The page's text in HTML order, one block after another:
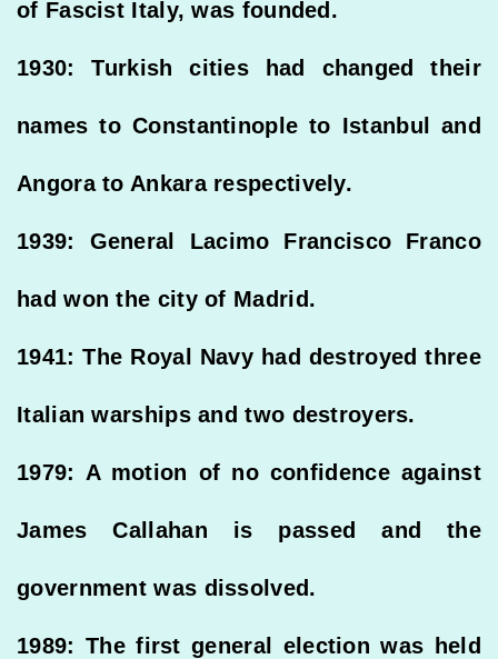
of Fascist Italy, was founded.
1930: Turkish cities had changed their
names to Constantinople to Istanbul and
Angora to Ankara respectively.
1939: General Lacimo Francisco Franco
had won the city of Madrid.
1941: The Royal Navy had destroyed three
Italian warships and two destroyers.
1979: A motion of no confidence against
James Callahan is passed and the
government was dissolved.
1989: The first general election was held